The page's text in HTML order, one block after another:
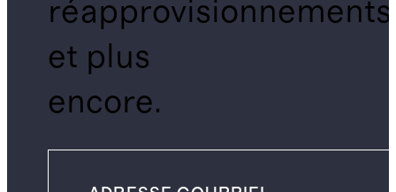
réapprovisionnements
et plus
encore.